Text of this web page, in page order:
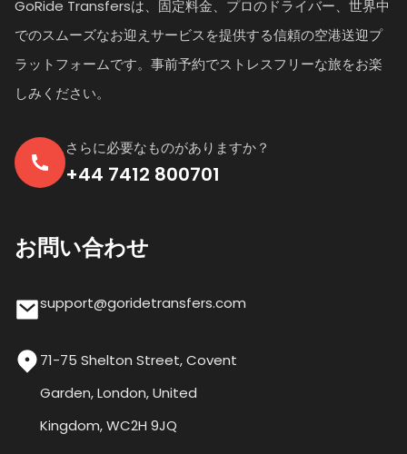
GoRide Transfersは、固定料金、プロのドライバー、世界中
でのスムーズなお迎えサービスを提供する信頼の空港送迎プ
ラットフォームです。事前予約でストレスフリーな旅をお楽
しみください。
さらに必要なものがありますか？
+44 7412 800701
お問い合わせ
support@goridetransfers.com
71-75 Shelton Street, Covent
Garden, London, United
Kingdom, WC2H 9JQ